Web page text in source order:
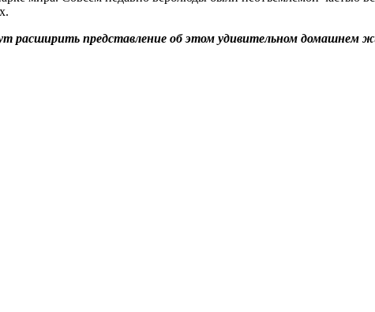
расширить представление об этом удивительном домашнем